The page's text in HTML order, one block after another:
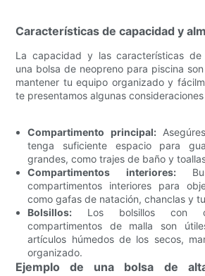
Características de capacidad y
La capacidad y las características de
una bolsa de neopreno para piscina
mantener tu equipo organizado y
te presentamos algunas
Compartimento principal:
tenga suficiente espacio para
grandes, como trajes de baño y
Compartimentos interiores:
compartimentos interiores para
como gafas de natación, chanclas y
Bolsillos: Los bolsillos con
compartimentos de malla son
artículos húmedos de los secos,
organizado.
Ejemplo de una bolsa de